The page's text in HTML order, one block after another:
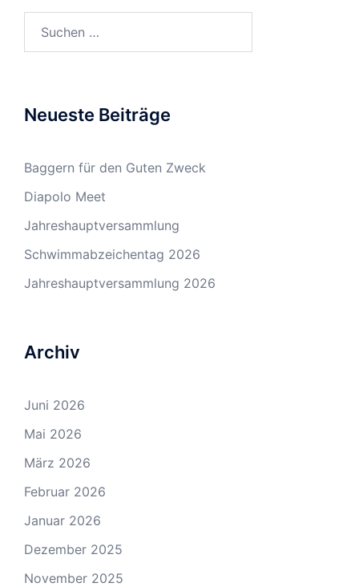
Neueste Beiträge
Baggern für den Guten Zweck
Diapolo Meet
Jahreshauptversammlung
Schwimmabzeichentag 2026
Jahreshauptversammlung 2026
Archiv
Juni 2026
Mai 2026
März 2026
Februar 2026
Januar 2026
Dezember 2025
November 2025